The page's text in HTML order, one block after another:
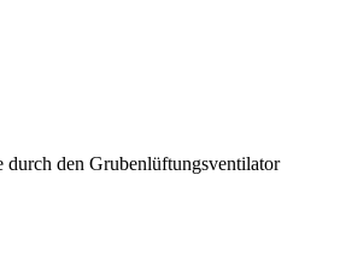
durch den Grubenlüftungsventilator